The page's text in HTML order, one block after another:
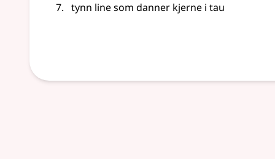
tynn line som danner kjerne i tau